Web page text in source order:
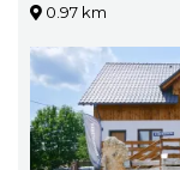
0.97 km